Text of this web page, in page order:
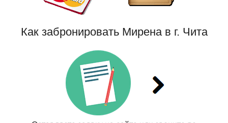
Как забронировать Мирена в г. Чита